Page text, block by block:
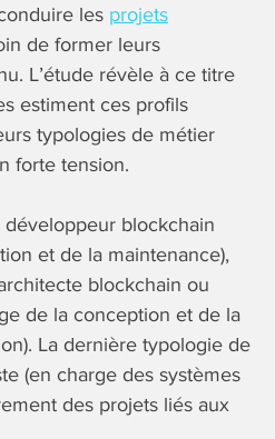
les projets
de former leurs
L’étude révèle à ce titre
estiment ces profils
typologies de métier
forte tension.
développeur blockchain
et de la maintenance),
blockchain ou
de la conception et de la
La dernière typologie de
(en charge des systèmes
des projets liés aux